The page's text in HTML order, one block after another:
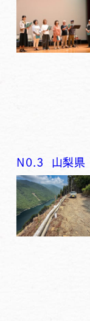
N0. 3 山梨県